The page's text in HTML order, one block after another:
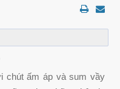
chút ấm áp và sum vầy